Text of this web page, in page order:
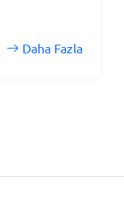
Daha Fazla